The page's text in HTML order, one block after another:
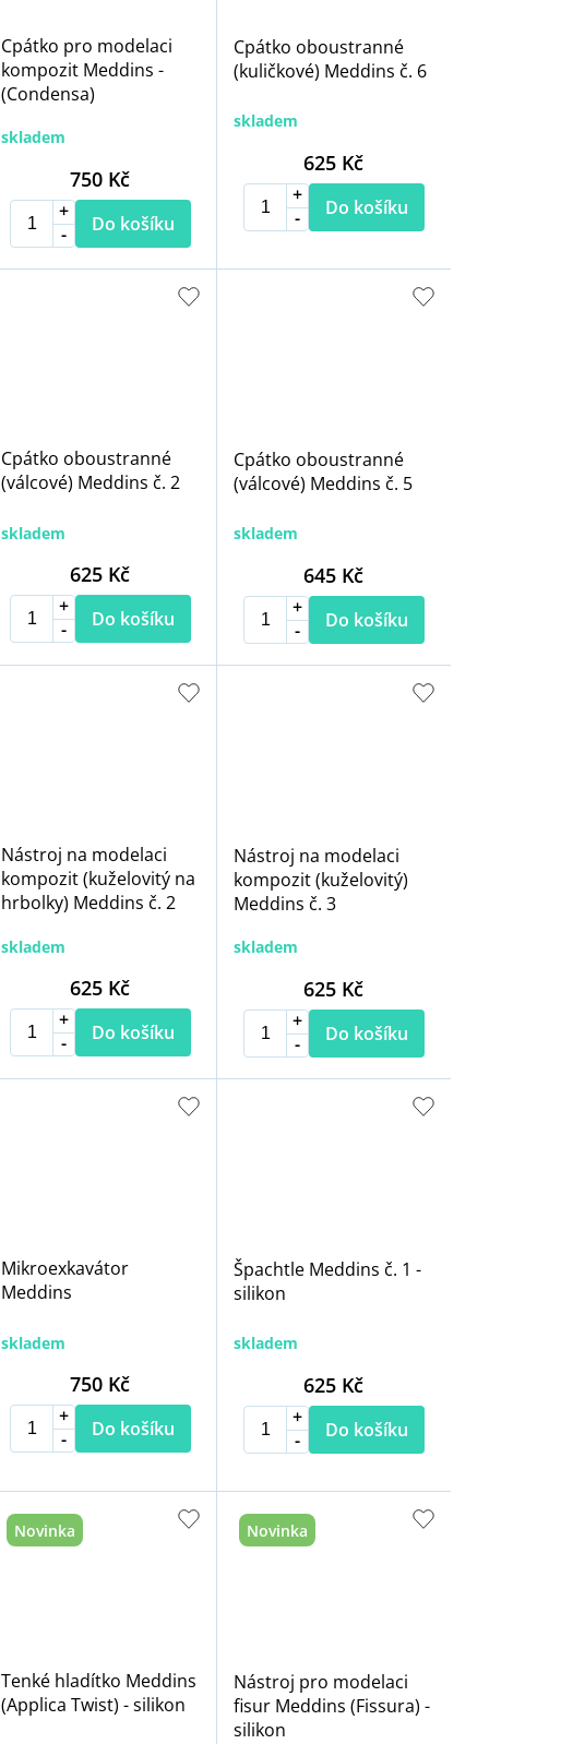
Cpátko pro modelaci
kompozit Meddins -
(Condensa)
skladem
750 Kč
Do košíku
Cpátko oboustranné
(kuličkové) Meddins č. 6
skladem
625 Kč
Do košíku
Cpátko oboustranné
(válcové) Meddins č. 2
skladem
625 Kč
Do košíku
Cpátko oboustranné
(válcové) Meddins č. 5
skladem
645 Kč
Do košíku
Nástroj na modelaci
kompozit (kuželovitý na
hrbolky) Meddins č. 2
skladem
625 Kč
Do košíku
Nástroj na modelaci
kompozit (kuželovitý)
Meddins č. 3
skladem
625 Kč
Do košíku
Mikroexkavátor
Meddins
skladem
750 Kč
Do košíku
Špachtle Meddins č. 1 -
silikon
skladem
625 Kč
Do košíku
Novinka
Tenké hladítko Meddins
(Applica Twist) - silikon
Novinka
Nástroj pro modelaci
fisur Meddins (Fissura) -
silikon